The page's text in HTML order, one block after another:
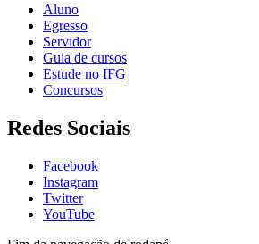
Aluno
Egresso
Servidor
Guia de cursos
Estude no IFG
Concursos
Redes Sociais
Facebook
Instagram
Twitter
YouTube